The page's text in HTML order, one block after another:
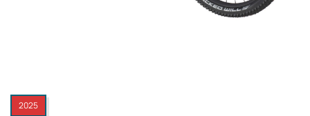
2025